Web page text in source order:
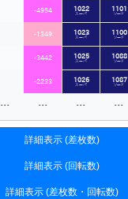
-4954 1022
スーパ
1101
ソード
-1349 1023
スーパ
1100
ソード
-3442 1025
スーパ
1088
ソード
-2233 1026
スーパ
1087
ソード
… … … …
詳細表示 (差枚数)
詳細表示 (回転数)
詳細表示 (差枚数・回転数)